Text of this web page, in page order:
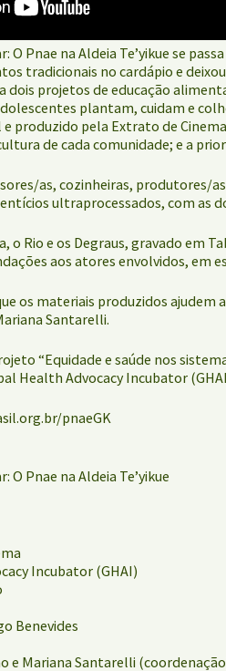
O Pnae na Aldeia Te’yikue se
tradicionais no cardápio e
dois projetos de educação
plantam, cuidam e
e produzido pela Extrato de
de cada comunidade; e a
as, cozinheiras, produtores/
ultraprocessados, com as
o Rio e os Degraus, gravado em
aos atores envolvidos, em
os materiais produzidos
Santarelli.
“Equidade e saúde nos
Health Advocacy Incubator
pnaeGK
O Pnae na Aldeia Te’yikue
Incubator (GHAI)
Benevides
e Mariana Santarelli